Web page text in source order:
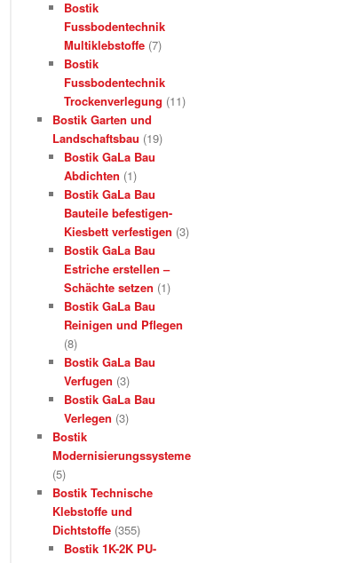
Bostik
Fussbodentechnik
Multiklebstoffe (7)
Bostik
Fussbodentechnik
Trockenverlegung (11)
Bostik Garten und
Landschaftsbau (19)
Bostik GaLa Bau
Abdichten (1)
Bostik GaLa Bau
Bauteile befestigen-
Kiesbett verfestigen (3)
Bostik GaLa Bau
Estriche erstellen –
Schächte setzen (1)
Bostik GaLa Bau
Reinigen und Pflegen
(8)
Bostik GaLa Bau
Verfugen (3)
Bostik GaLa Bau
Verlegen (3)
Bostik
Modernisierungssysteme
(5)
Bostik Technische
Klebstoffe und
Dichtstoffe (355)
Bostik 1K-2K PU-